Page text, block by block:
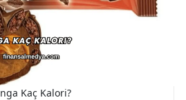
Kaç Kalori?